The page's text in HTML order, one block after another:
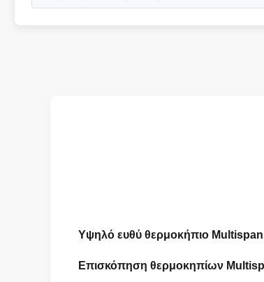
Υψηλό ευθύ θερμοκήπιο
Επισκόπηση θερμοκηπίων